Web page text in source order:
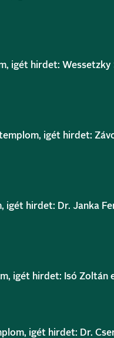
igét hirdet: Wessetzky
igét hirdet:
igét hirdet: Dr. Janka
igét hirdet: Isó Zoltán
igét hirdet: Dr.